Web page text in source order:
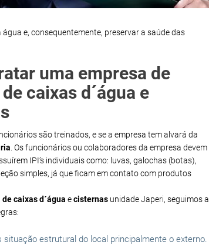
e, consequentemente, preservar a saúde das
uma empresa de
caixas d´água e
são treinados, e se a empresa tem alvará da
. Os funcionários ou colaboradores da empresa devem
IPI’s individuais como: luvas, galochas (botas),
simples, já que ficam em contato com produtos
de caixas d´água ecisternas unidade Japeri, seguimos a
situação estrutural do local principalmente o externo.